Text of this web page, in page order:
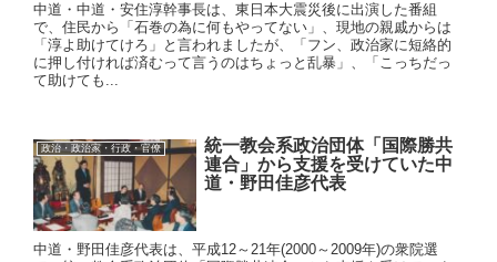
中道・中道・安住淳幹事長は、東日本大震災後に出演した番組
で、住民から「石巻の為に何もやってない」、現地の親戚からは
「淳よ助けてけろ」と言われましたが、「フン、政治家に短絡的
に押し付ければ済むって言うのはちょっと乱暴」、「こっちだっ
て助けても...
政治・政治家・行政・官僚
統一教会系政治団体「国際勝共
連合」から支援を受けていた中
道・野田佳彦代表
中道・野田佳彦代表は、平成12～21年(2000～2009年)の衆院選